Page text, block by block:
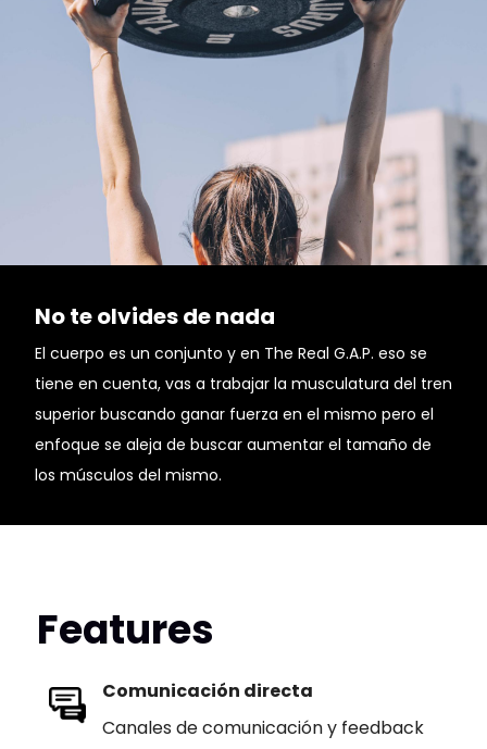
No te olvides de nada
El cuerpo es un conjunto y en The Real G.A.P. eso se
tiene en cuenta, vas a trabajar la musculatura del tren
superior buscando ganar fuerza en el mismo pero el
enfoque se aleja de buscar aumentar el tamaño de
los músculos del mismo.
Features
Comunicación directa
Canales de comunicación y feedback